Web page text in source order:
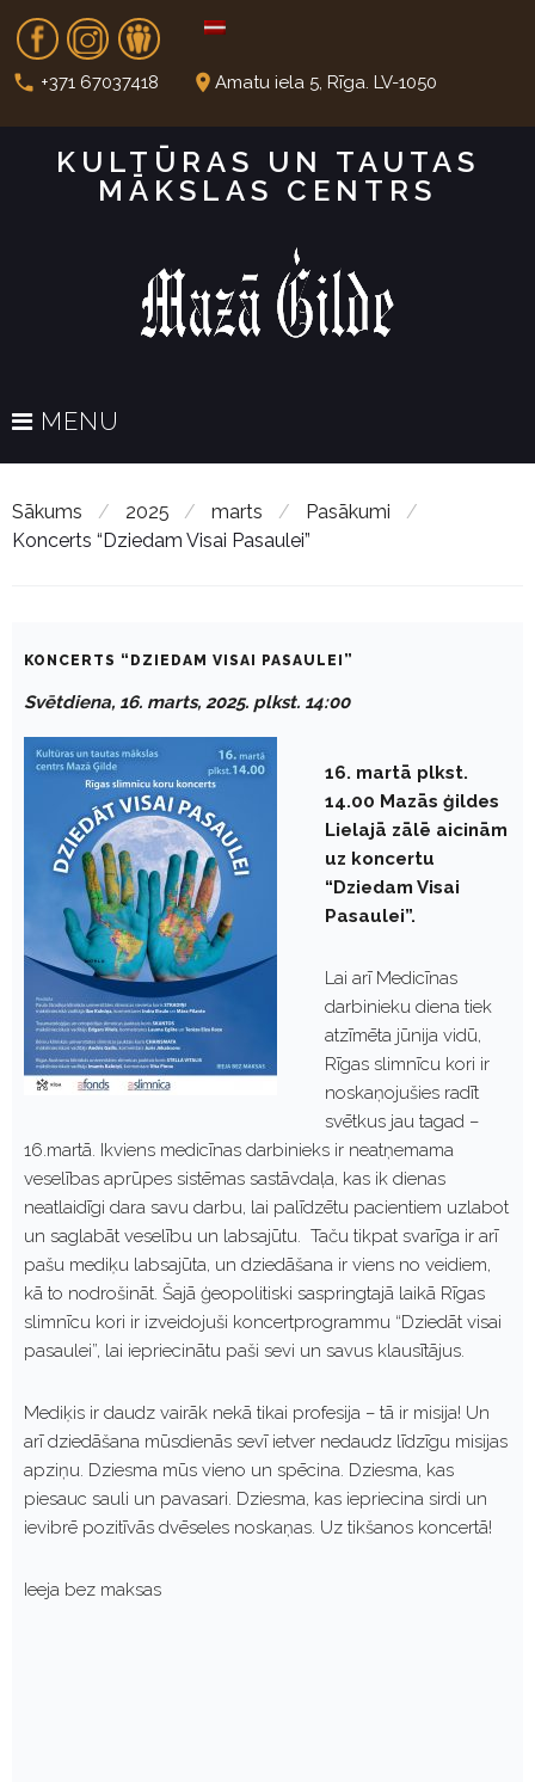
t
Fb In Dr
call +371 67037418 place Amatu iela 5, Rīga. LV-1050
KULTŪRAS UN TAUTAS
MĀKSLAS CENTRS
MENU
Sākums / 2025 / marts / Pasākumi
/
Koncerts “Dziedam Visai Pasaulei”
KONCERTS “DZIEDAM VISAI PASAULEI”
Svētdiena, 16. marts, 2025. plkst. 14:00
16. martā plkst.
14.00 Mazās ģildes
Lielajā zālē aicinām
uz koncertu
“Dziedam Visai
Pasaulei”.
Lai arī Medicīnas
darbinieku diena tiek
atzīmēta jūnija vidū,
Rīgas slimnīcu kori ir
noskaņojušies radīt
svētkus jau tagad –
16.martā. Ikviens medicīnas darbinieks ir neatņemama
veselības aprūpes sistēmas sastāvdaļa, kas ik dienas
neatlaidīgi dara savu darbu, lai palīdzētu pacientiem uzlabot
un saglabāt veselību un labsajūtu. Taču tikpat svarīga ir arī
pašu mediķu labsajūta, un dziedāšana ir viens no veidiem,
kā to nodrošināt. Šajā ģeopolitiski saspringtajā laikā Rīgas
slimnīcu kori ir izveidojuši koncertprogrammu “Dziedāt visai
pasaulei”, lai iepriecinātu paši sevi un savus klausītājus.
Mediķis ir daudz vairāk nekā tikai profesija – tā ir misija! Un
arī dziedāšana mūsdienās sevī ietver nedaudz līdzīgu misijas
apziņu. Dziesma mūs vieno un spēcina. Dziesma, kas
piesauc sauli un pavasari. Dziesma, kas iepriecina sirdi un
ievibrē pozitīvās dvēseles noskaņas. Uz tikšanos koncertā!
Ieeja bez maksas